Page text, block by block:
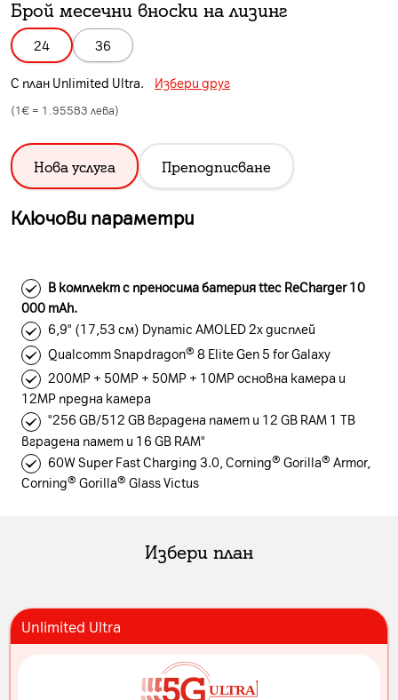
Брой месечни вноски на лизинг
24 36
С план Unlimited Ultra. Избери друг
(1€ = 1.95583 лева)
Нова услуга Преподписване
Ключови параметри
В комплект с преносима батерия ttec ReCharger 10
000 mAh.
6,9" (17,53 см) Dynamic AMOLED 2x дисплей
Qualcomm Snapdragon® 8 Elite Gen 5 for Galaxy
200MP + 50MP + 50MP + 10MP основна камера и
12MP предна камера
"256 GB/512 GB вградена памет и 12 GB RAM 1 TB
вградена памет и 16 GB RAM"
60W Super Fast Charging 3.0, Corning® Gorilla® Armor,
Corning® Gorilla® Glass Victus
Избери план
Unlimited Ultra